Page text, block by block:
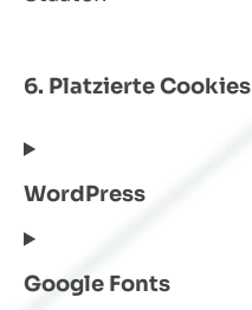
6. Platzierte Cookies
WordPress
Google Fonts